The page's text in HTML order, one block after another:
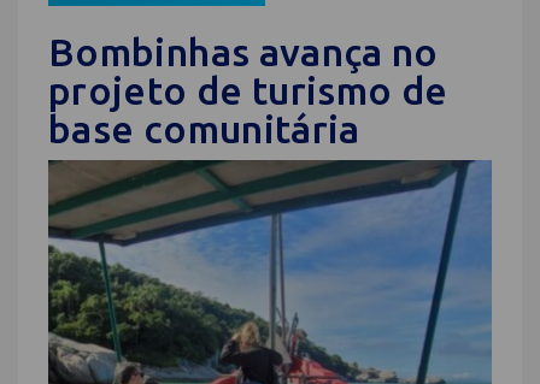
Bombinhas avança no
projeto de turismo de
base comunitária